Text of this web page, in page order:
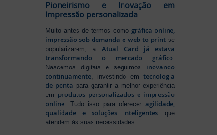
Pioneirismo e Inovação em
Impressão personalizada
Muito antes de termos como gráfica online,
impressão sob demanda e web to printse
popularizarem, aAtual Card já estava
transformando o mercado gráfico.
Nascemos digitais e seguimos inovando
continuamente, investindo em tecnologia
de ponta para garantir a melhor experiência
em produtos personalizados e impressão
online. Tudo isso para oferecer agilidade,
qualidade e soluções inteligentes que
atendem às suas necessidades.